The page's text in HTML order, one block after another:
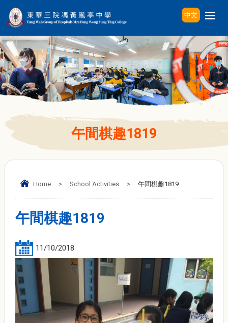
中文
午間棋趣1819
Home > School Activities > 午間棋趣1819
午間棋趣1819
11/10/2018